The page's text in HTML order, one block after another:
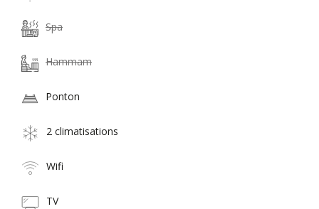
Spa
Hammam
Ponton
2 climatisations
Wifi
TV